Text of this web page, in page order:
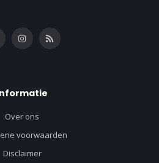
Over ons
voorwaarden
Disclaimer